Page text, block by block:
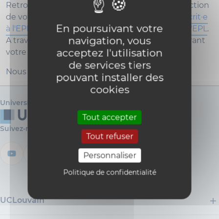
En poursuivant votre
navigation, vous
acceptez l'utilisation
de services tiers
pouvant installer des
cookies
Tout accepter
Tout refuser
Personnaliser
Politique de confidentialité
Retrouvez toutes les informations utiles en fonction
de votre profil :
nouvel·le inscrit·e
à l'EPL
étudiant·e déjà en cours de cursus à l'EPL .
A travers celui-ci, nous vous accompagnons durant
votre parcours au sein de la faculté.
Nous vous souhaitons une agréable visite !
Université catholique de Louvain
Suivez-nous
UCLouvain